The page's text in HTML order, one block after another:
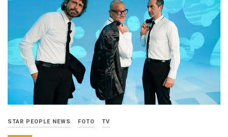
STAR PEOPLE NEWS FOTO TV